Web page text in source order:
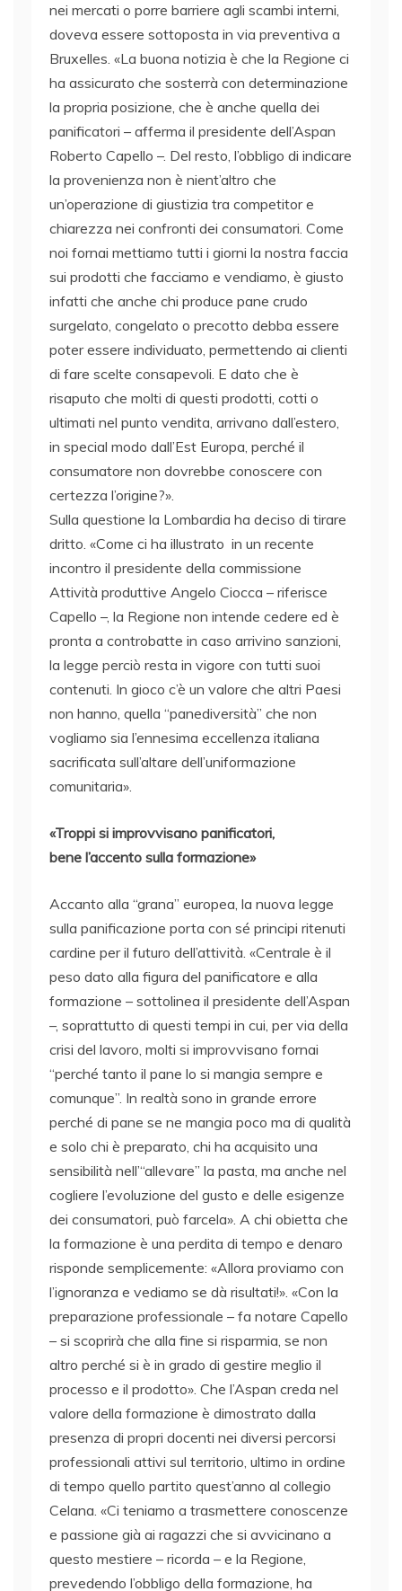
nei mercati o porre barriere agli scambi interni,
doveva essere sottoposta in via preventiva a
Bruxelles. «La buona notizia è che la Regione ci
ha assicurato che sosterrà con determinazione
la propria posizione, che è anche quella dei
panificatori – afferma il presidente dell’Aspan
Roberto Capello –. Del resto, l’obbligo di indicare
la provenienza non è nient’altro che
un’operazione di giustizia tra competitor e
chiarezza nei confronti dei consumatori. Come
noi fornai mettiamo tutti i giorni la nostra faccia
sui prodotti che facciamo e vendiamo, è giusto
infatti che anche chi produce pane crudo
surgelato, congelato o precotto debba essere
poter essere individuato, permettendo ai clienti
di fare scelte consapevoli. E dato che è
risaputo che molti di questi prodotti, cotti o
ultimati nel punto vendita, arrivano dall’estero,
in special modo dall’Est Europa, perché il
consumatore non dovrebbe conoscere con
certezza l’origine?».
Sulla questione la Lombardia ha deciso di tirare
dritto. «Come ci ha illustrato in un recente
incontro il presidente della commissione
Attività produttive Angelo Ciocca – riferisce
Capello –, la Regione non intende cedere ed è
pronta a controbatte in caso arrivino sanzioni,
la legge perciò resta in vigore con tutti suoi
contenuti. In gioco c’è un valore che altri Paesi
non hanno, quella “panediversità” che non
vogliamo sia l’ennesima eccellenza italiana
sacrificata sull’altare dell’uniformazione
comunitaria».
«Troppi si improvvisano panificatori,
bene l’accento sulla formazione»
Accanto alla “grana” europea, la nuova legge
sulla panificazione porta con sé principi ritenuti
cardine per il futuro dell’attività. «Centrale è il
peso dato alla figura del panificatore e alla
formazione – sottolinea il presidente dell’Aspan
–, soprattutto di questi tempi in cui, per via della
crisi del lavoro, molti si improvvisano fornai
“perché tanto il pane lo si mangia sempre e
comunque”. In realtà sono in grande errore
perché di pane se ne mangia poco ma di qualità
e solo chi è preparato, chi ha acquisito una
sensibilità nell’“allevare” la pasta, ma anche nel
cogliere l’evoluzione del gusto e delle esigenze
dei consumatori, può farcela». A chi obietta che
la formazione è una perdita di tempo e denaro
risponde semplicemente: «Allora proviamo con
l’ignoranza e vediamo se dà risultati!». «Con la
preparazione professionale – fa notare Capello
– si scoprirà che alla fine si risparmia, se non
altro perché si è in grado di gestire meglio il
processo e il prodotto». Che l’Aspan creda nel
valore della formazione è dimostrato dalla
presenza di propri docenti nei diversi percorsi
professionali attivi sul territorio, ultimo in ordine
di tempo quello partito quest’anno al collegio
Celana. «Ci teniamo a trasmettere conoscenze
e passione già ai ragazzi che si avvicinano a
questo mestiere – ricorda – e la Regione,
prevedendo l’obbligo della formazione, ha